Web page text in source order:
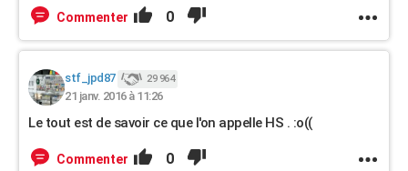
Commenter 0
stf_jpd87 29 964
21 janv. 2016 à 11:26
Le tout est de savoir ce que l'on appelle HS . :o((
Commenter 0